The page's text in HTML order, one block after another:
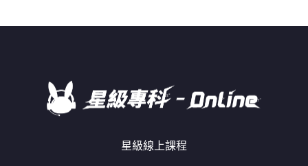
星級線上課程